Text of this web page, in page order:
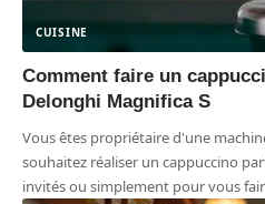
CUISINE
Comment faire un
Delonghi Magnifica S
Vous êtes propriétaire d'une
souhaitez réaliser un cappuccino
invités ou simplement pour vous